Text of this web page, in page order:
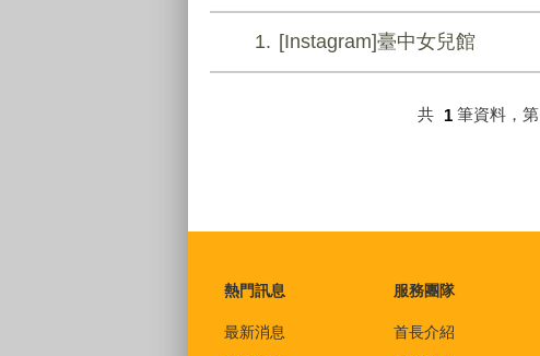
1 [Instagram]臺中女兒館
共 1 筆資料，第
熱門訊息
最新消息
服務團隊
首長介紹